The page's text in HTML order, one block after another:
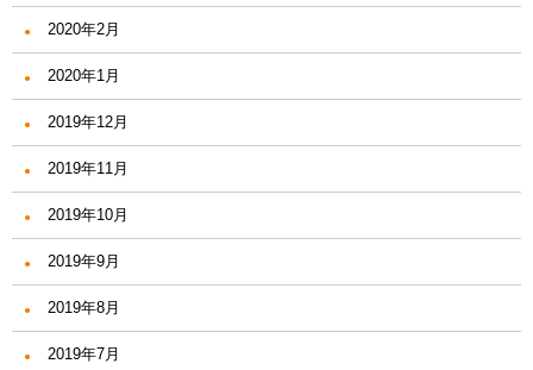
2020年2月
2020年1月
2019年12月
2019年11月
2019年10月
2019年9月
2019年8月
2019年7月